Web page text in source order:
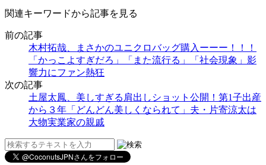
関連キーワードから記事を見る
前の記事
木村拓哉、まさかのユニクロバッグ購入ーーー！！！
「かっこよすぎだろ」「また流行る」「社会現象」影
響力にファン熱狂
次の記事
土屋太鳳、美しすぎる肩出しショット公開！第1子出産
から３年「どんどん美しくなられて」夫・片寄涼太は
大物実業家の親戚